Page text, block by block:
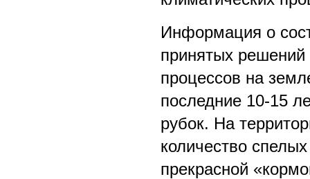
Информация о
принятых
процессов на
последние 10-15
рубок. На
количество
прекрасной